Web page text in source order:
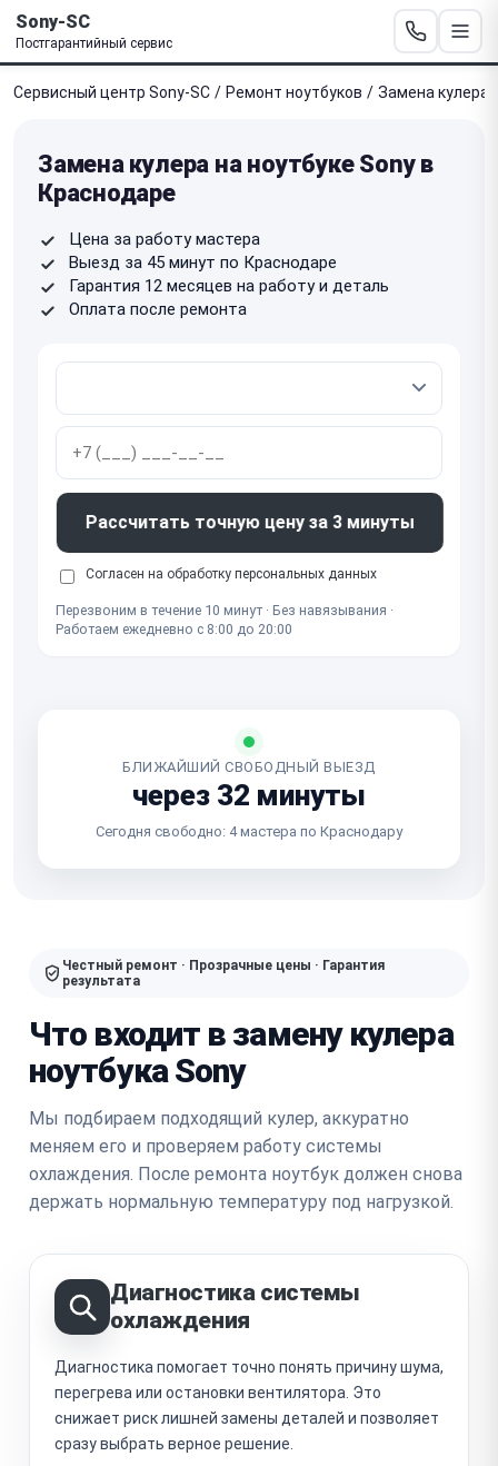
Sony-SC
Постгарантийный сервис
Сервисный центр Sony-SC / Ремонт ноутбуков / Замена кулера
Замена кулера на ноутбуке Sony в
Краснодаре
Цена за работу мастера
Выезд за 45 минут по Краснодаре
Гарантия 12 месяцев на работу и деталь
Оплата после ремонта
Рассчитать точную цену за 3 минуты
Согласен на обработку персональных данных
Перезвоним в течение 10 минут · Без навязывания ·
Работаем ежедневно с 8:00 до 20:00
БЛИЖАЙШИЙ СВОБОДНЫЙ ВЫЕЗД
через 32 минуты
Сегодня свободно: 4 мастера по Краснодару
Честный ремонт · Прозрачные цены · Гарантия
результата
Что входит в замену кулера
ноутбука Sony
Мы подбираем подходящий кулер, аккуратно
меняем его и проверяем работу системы
охлаждения. После ремонта ноутбук должен снова
держать нормальную температуру под нагрузкой.
Диагностика системы
охлаждения
Диагностика помогает точно понять причину шума,
перегрева или остановки вентилятора. Это
снижает риск лишней замены деталей и позволяет
сразу выбрать верное решение.